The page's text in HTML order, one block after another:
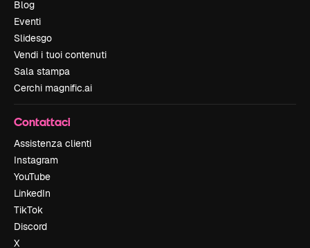
Blog
Eventi
Slidesgo
Vendi i tuoi contenuti
Sala stampa
Cerchi magnific.ai
Contattaci
Assistenza clienti
Instagram
YouTube
LinkedIn
TikTok
Discord
X